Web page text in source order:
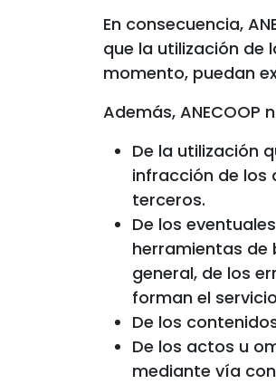
En consecuencia,
que la utilización de
momento, puedan
Además,
De la utilización
infracción de los
terceros.
De los
herramientas de
general, de los
forman el
De los
De los actos u
mediante vía